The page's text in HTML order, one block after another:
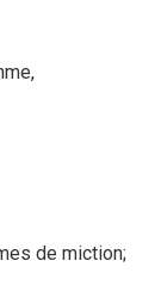
de miction;